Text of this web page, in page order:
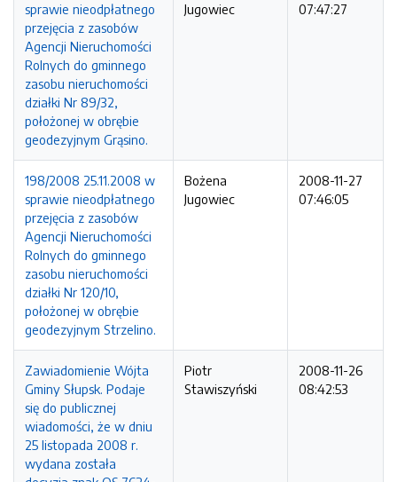
sprawie nieodpłatnego
przejęcia z zasobów
Agencji Nieruchomości
Rolnych do gminnego
zasobu nieruchomości
działki Nr 89/32,
położonej w obrębie
geodezyjnym Grąsino.
Jugowiec
07:47:27
198/2008 25.11.2008 w
sprawie nieodpłatnego
przejęcia z zasobów
Agencji Nieruchomości
Rolnych do gminnego
zasobu nieruchomości
działki Nr 120/10,
położonej w obrębie
geodezyjnym Strzelino.
Bożena
Jugowiec
2008-11-27
07:46:05
Zawiadomienie Wójta
Gminy Słupsk. Podaje
się do publicznej
wiadomości, że w dniu
25 listopada 2008 r.
wydana została
Piotr
Stawiszyński
2008-11-26
08:42:53